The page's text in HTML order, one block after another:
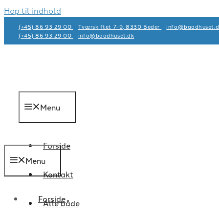
Hop til indhold
(+45) 86 93 29 00 Tværskiftet 7-9, 8330 Beder
(+45) 86 93 29 00
info@baadhuset.dk​
Menu
Forside
Kontakt
Alle både
Menu
Forside